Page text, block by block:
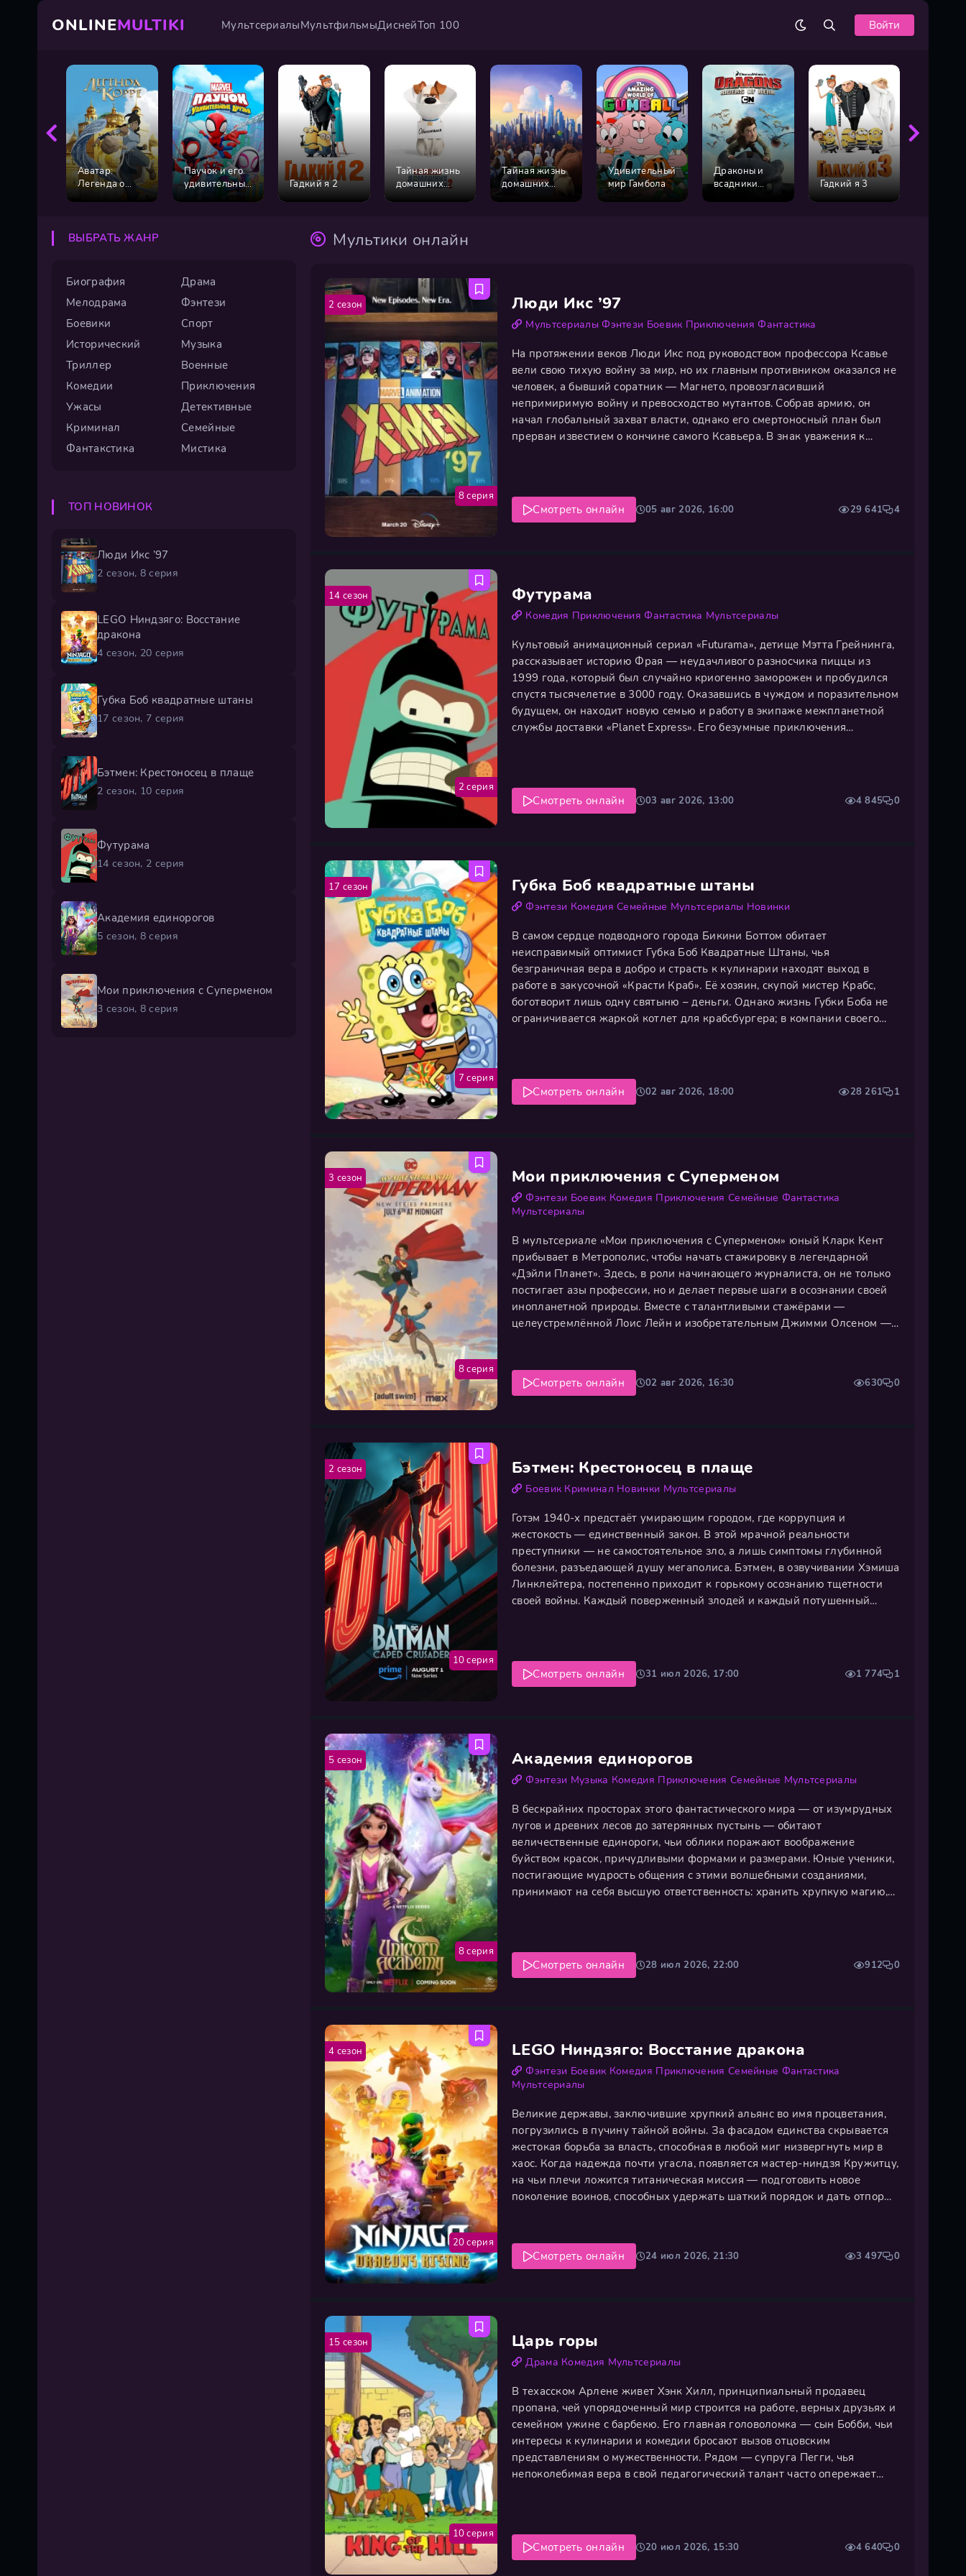
ONLINEMULTIKI МультсериалыМультфильмыДиснейТоп 100 Войти
Аватар:
Легенда о
Паучок и его
удивительные
друзья
Гадкий я 2
Тайная жизнь
домашних
Тайная жизнь
домашних
Удивительный
мир Гамбола
Драконы и
всадники
Гадкий я 3
Мультики онлайн
Люди Икс ’97
Мультсериалы Фэнтези Боевик Приключения Фантастика
На протяжении веков Люди Икс под руководством профессора Ксавье
вели свою тихую войну за мир, но их главным противником оказался не
человек, а бывший соратник — Магнето, провозгласивший
непримиримую войну и превосходство мутантов. Собрав армию, он
начал глобальный захват власти, однако его смертоносный план был
прерван известием о кончине самого Ксавьера. В знак уважения к
05 авг 2026, 16:00 29 641 4
Смотреть онлайн
8 серия
2 сезон
Футурама
Комедия Приключения Фантастика Мультсериалы
Культовый анимационный сериал «Futurama», детище Мэтта Грейнинга,
рассказывает историю Фрая — неудачливого разносчика пиццы из
1999 года, который был случайно криогенно заморожен и пробудился
спустя тысячелетие в 3000 году. Оказавшись в чуждом и поразительном
будущем, он находит новую семью и работу в экипаже межпланетной
службы доставки «Planet Express». Его безумные приключения
03 авг 2026, 13:00 4 845 0
Смотреть онлайн
2 серия
14 сезон
Губка Боб квадратные штаны
Фэнтези Комедия Семейные Мультсериалы Новинки
В самом сердце подводного города Бикини Боттом обитает
неисправимый оптимист Губка Боб Квадратные Штаны, чья
безграничная вера в добро и страсть к кулинарии находят выход в
работе в закусочной «Красти Краб». Её хозяин, скупой мистер Крабс,
боготворит лишь одну святыню – деньги. Однако жизнь Губки Боба не
ограничивается жаркой котлет для крабсбургера; в компании своего
02 авг 2026, 18:00 28 261 1
Смотреть онлайн
7 серия
17 сезон
Мои приключения с Суперменом
Фэнтези Боевик Комедия Приключения Семейные Фантастика
Мультсериалы
В мультсериале «Мои приключения с Суперменом» юный Кларк Кент
прибывает в Метрополис, чтобы начать стажировку в легендарной
«Дэйли Планет». Здесь, в роли начинающего журналиста, он не только
постигает азы профессии, но и делает первые шаги в осознании своей
инопланетной природы. Вместе с талантливыми стажёрами —
целеустремлённой Лоис Лейн и изобретательным Джимми Олсеном —
02 авг 2026, 16:30 630 0
Смотреть онлайн
8 серия
3 сезон
Бэтмен: Крестоносец в плаще
Боевик Криминал Новинки Мультсериалы
Готэм 1940-х предстаёт умирающим городом, где коррупция и
жестокость — единственный закон. В этой мрачной реальности
преступники — не самостоятельное зло, а лишь симптомы глубинной
болезни, разъедающей душу мегаполиса. Бэтмен, в озвучивании Хэмиша
Линклейтера, постепенно приходит к горькому осознанию тщетности
своей войны. Каждый поверженный злодей и каждый потушенный
31 июл 2026, 17:00 1 774 1
Смотреть онлайн
10 серия
2 сезон
Академия единорогов
Фэнтези Музыка Комедия Приключения Семейные Мультсериалы
В бескрайних просторах этого фантастического мира — от изумрудных
лугов и древних лесов до затерянных пустынь — обитают
величественные единороги, чьи облики поражают воображение
буйством красок, причудливыми формами и размерами. Юные ученики,
постигающие мудрость общения с этими волшебными созданиями,
принимают на себя высшую ответственность: хранить хрупкую магию,
28 июл 2026, 22:00 912 0
Смотреть онлайн
8 серия
5 сезон
LEGO Ниндзяго: Восстание дракона
Фэнтези Боевик Комедия Приключения Семейные Фантастика
Мультсериалы
Великие державы, заключившие хрупкий альянс во имя процветания,
погрузились в пучину тайной войны. За фасадом единства скрывается
жестокая борьба за власть, способная в любой миг низвергнуть мир в
хаос. Когда надежда почти угасла, появляется мастер-ниндзя Кружитцу,
на чьи плечи ложится титаническая миссия — подготовить новое
поколение воинов, способных удержать шаткий порядок и дать отпор
24 июл 2026, 21:30 3 497 0
Смотреть онлайн
20 серия
4 сезон
Царь горы
Драма Комедия Мультсериалы
В техасском Арлене живет Хэнк Хилл, принципиальный продавец
пропана, чей упорядоченный мир строится на работе, верных друзьях и
семейном ужине с барбекю. Его главная головоломка — сын Бобби, чьи
интересы к кулинарии и комедии бросают вызов отцовским
представлениям о мужественности. Рядом — супруга Пегги, чья
непоколебимая вера в свой педагогический талант часто опережает
20 июл 2026, 15:30 4 640 0
Смотреть онлайн
10 серия
15 сезон
ВЫБРАТЬ ЖАНР
Биография
Драма
Мелодрама
Фэнтези
Боевики
Спорт
Исторический
Музыка
Триллер
Военные
Комедии
Приключения
Ужасы
Детективные
Криминал
Семейные
Фантакстика
Мистика
ТОП НОВИНОК
Люди Икс ’97
2 сезон, 8 серия
LEGO Ниндзяго: Восстание
дракона
4 сезон, 20 серия
Губка Боб квадратные штаны
17 сезон, 7 серия
Бэтмен: Крестоносец в плаще
2 сезон, 10 серия
Футурама
14 сезон, 2 серия
Академия единорогов
5 сезон, 8 серия
Мои приключения с Суперменом
3 сезон, 8 серия